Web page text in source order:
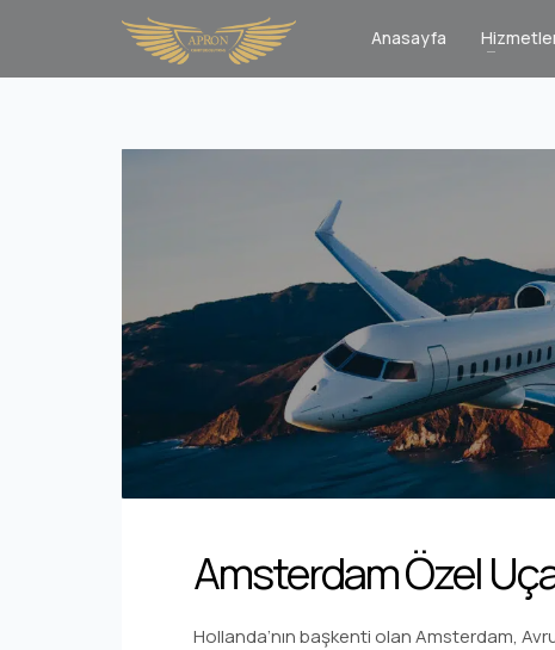
Anasayfa
Amsterdam Özel
Hollanda’nın başkenti olan Amsterdam,